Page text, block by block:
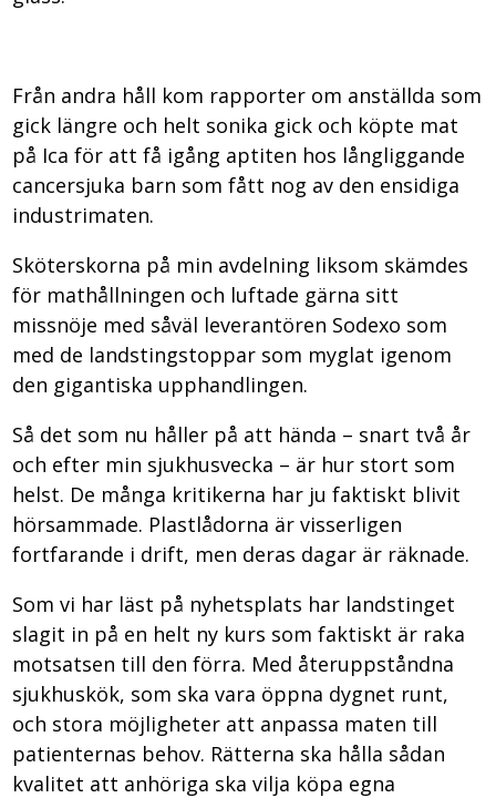
Från andra håll kom rapporter om anställda som
gick längre och helt sonika gick och köpte mat
på Ica för att få igång aptiten hos långliggande
cancersjuka barn som fått nog av den ensidiga
industrimaten.
Sköterskorna på min avdelning liksom skämdes
för mathållningen och luftade gärna sitt
missnöje med såväl leverantören Sodexo som
med de landstingstoppar som myglat igenom
den gigantiska upphandlingen.
Så det som nu håller på att hända – snart två år
och efter min sjukhusvecka – är hur stort som
helst. De många kritikerna har ju faktiskt blivit
hörsammade. Plastlådorna är visserligen
fortfarande i drift, men deras dagar är räknade.
Som vi har läst på nyhetsplats har landstinget
slagit in på en helt ny kurs som faktiskt är raka
motsatsen till den förra. Med återuppståndna
sjukhuskök, som ska vara öppna dygnet runt,
och stora möjligheter att anpassa maten till
patienternas behov. Rätterna ska hålla sådan
kvalitet att anhöriga ska vilja köpa egna